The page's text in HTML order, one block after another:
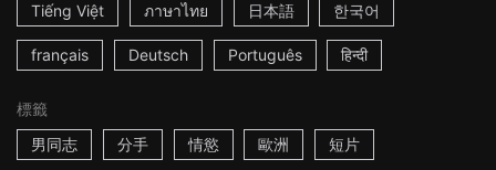
Tiếng Việt ภาษาไทย 日本語 한국어
français Deutsch Português हिन्दी
標籤
男同志
分手 情慾 歐洲 短片